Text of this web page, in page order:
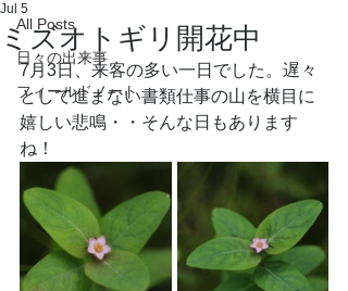
All Posts
日々の出来事
フィールドノート
ミズオトギリ開花中
Jul 5
7月3日、来客の多い一日でした。遅々
として進まない書類仕事の山を横目に
嬉しい悲鳴・・そんな日もあります
ね！